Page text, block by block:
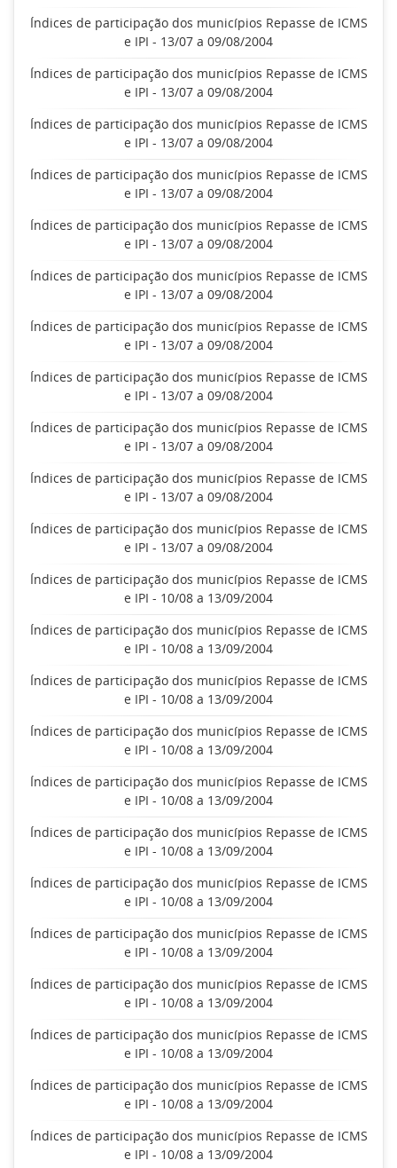
Índices de participação dos municípios Repasse de ICMS
e IPI - 13/07 a 09/08/2004
Índices de participação dos municípios Repasse de ICMS
e IPI - 13/07 a 09/08/2004
Índices de participação dos municípios Repasse de ICMS
e IPI - 13/07 a 09/08/2004
Índices de participação dos municípios Repasse de ICMS
e IPI - 13/07 a 09/08/2004
Índices de participação dos municípios Repasse de ICMS
e IPI - 13/07 a 09/08/2004
Índices de participação dos municípios Repasse de ICMS
e IPI - 13/07 a 09/08/2004
Índices de participação dos municípios Repasse de ICMS
e IPI - 13/07 a 09/08/2004
Índices de participação dos municípios Repasse de ICMS
e IPI - 13/07 a 09/08/2004
Índices de participação dos municípios Repasse de ICMS
e IPI - 13/07 a 09/08/2004
Índices de participação dos municípios Repasse de ICMS
e IPI - 13/07 a 09/08/2004
Índices de participação dos municípios Repasse de ICMS
e IPI - 13/07 a 09/08/2004
Índices de participação dos municípios Repasse de ICMS
e IPI - 10/08 a 13/09/2004
Índices de participação dos municípios Repasse de ICMS
e IPI - 10/08 a 13/09/2004
Índices de participação dos municípios Repasse de ICMS
e IPI - 10/08 a 13/09/2004
Índices de participação dos municípios Repasse de ICMS
e IPI - 10/08 a 13/09/2004
Índices de participação dos municípios Repasse de ICMS
e IPI - 10/08 a 13/09/2004
Índices de participação dos municípios Repasse de ICMS
e IPI - 10/08 a 13/09/2004
Índices de participação dos municípios Repasse de ICMS
e IPI - 10/08 a 13/09/2004
Índices de participação dos municípios Repasse de ICMS
e IPI - 10/08 a 13/09/2004
Índices de participação dos municípios Repasse de ICMS
e IPI - 10/08 a 13/09/2004
Índices de participação dos municípios Repasse de ICMS
e IPI - 10/08 a 13/09/2004
Índices de participação dos municípios Repasse de ICMS
e IPI - 10/08 a 13/09/2004
Índices de participação dos municípios Repasse de ICMS
e IPI - 10/08 a 13/09/2004